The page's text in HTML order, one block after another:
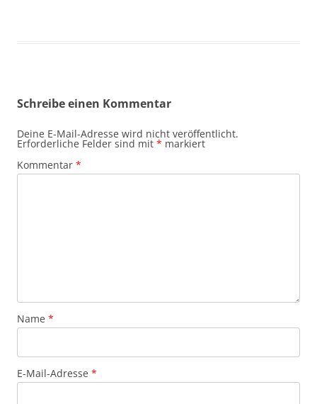
Schreibe einen Kommentar
Deine E-Mail-Adresse wird nicht veröffentlicht.
Erforderliche Felder sind mit * markiert
Kommentar *
Name *
E-Mail-Adresse *